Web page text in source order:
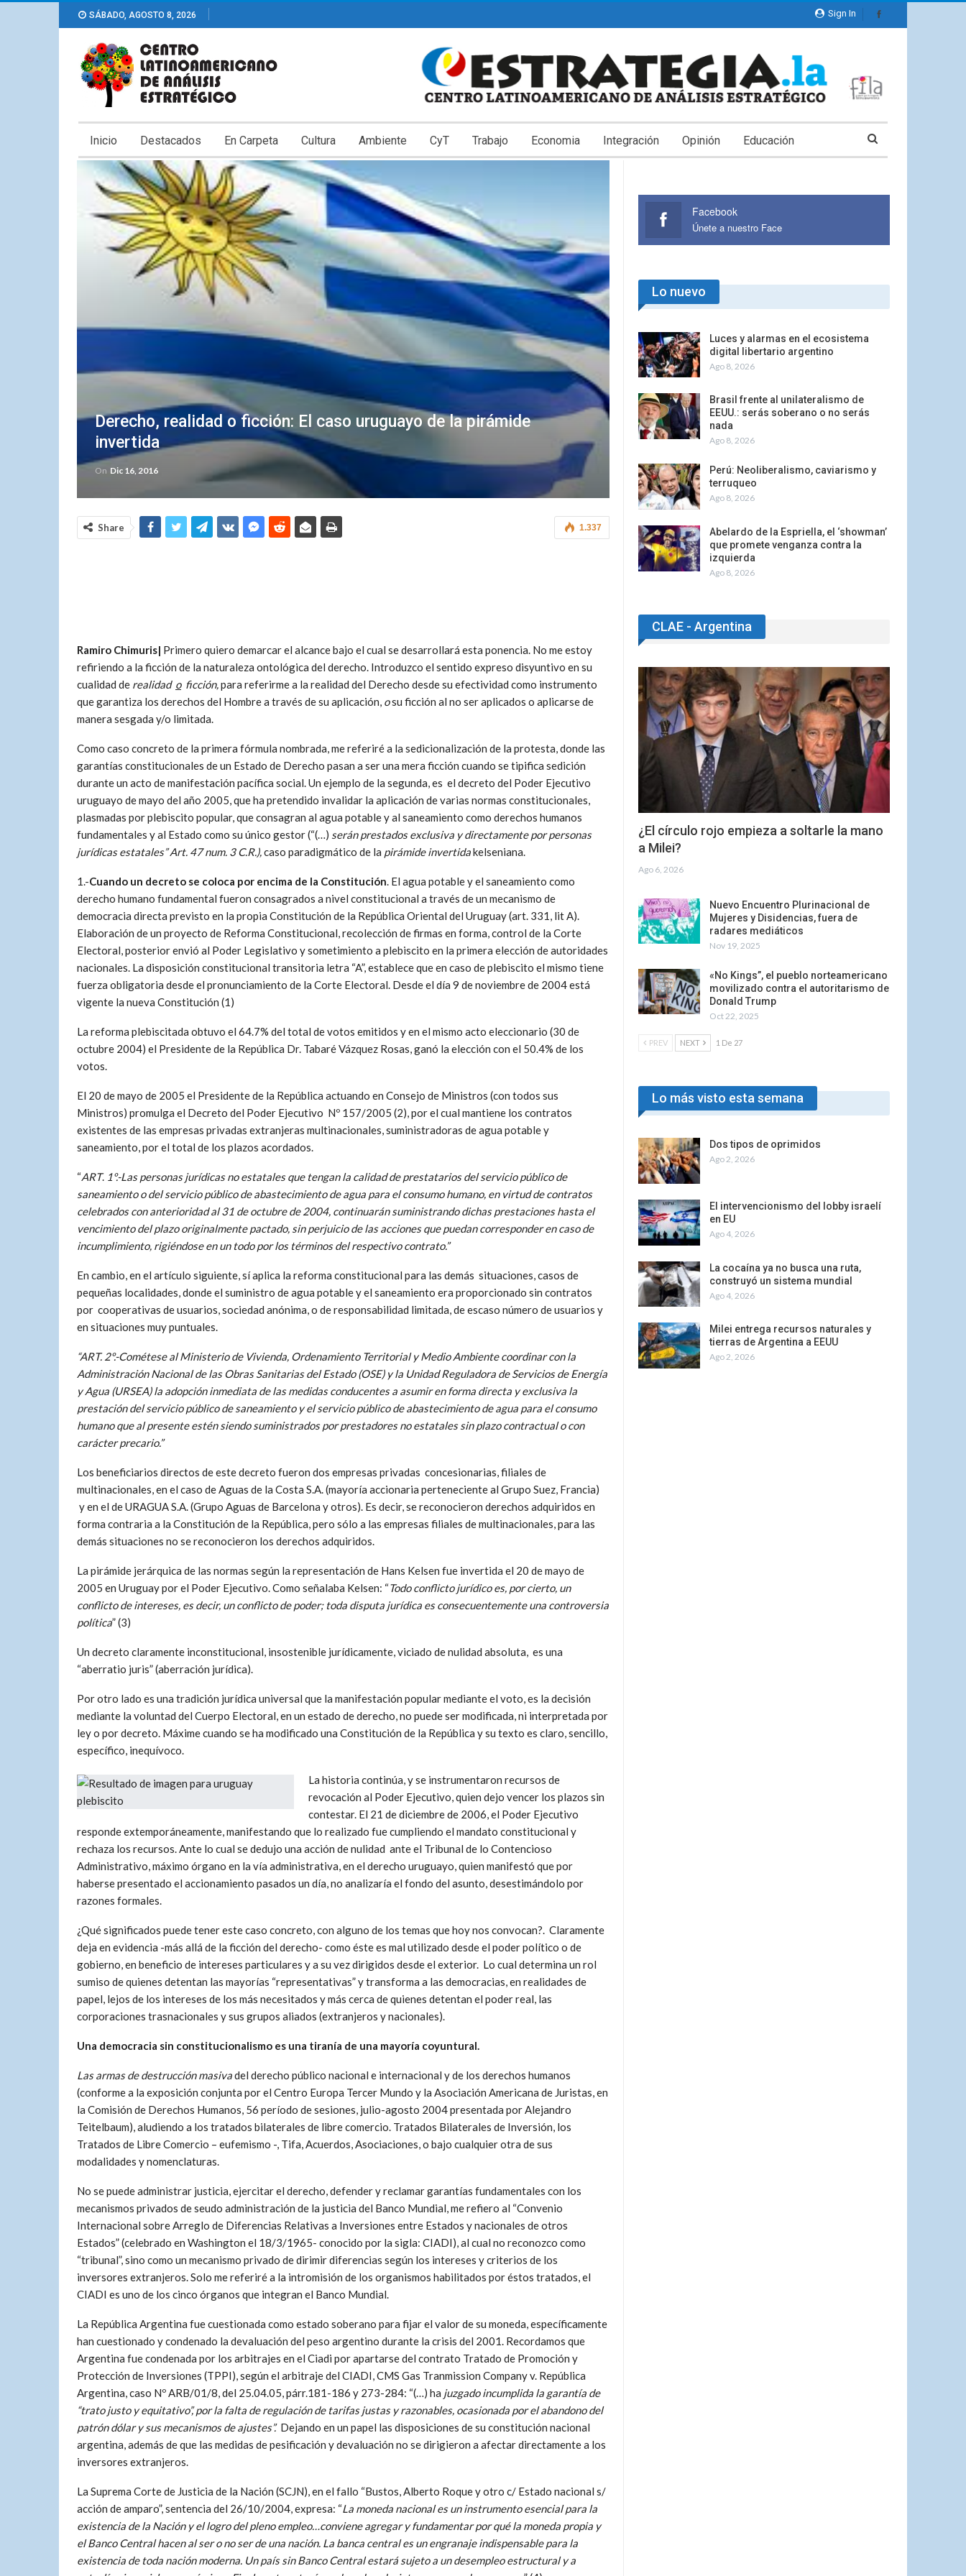
Sign In
SÁBADO, AGOSTO 8, 2026
Inicio Destacados En Carpeta Cultura Ambiente CyT Trabajo Economia Integración Opinión Educación
Derecho, realidad o ficción: El caso uruguayo de la pirámide
invertida
On Dic 16, 2016
1.337
Share
Ramiro Chimuris| Primero quiero demarcar el alcance bajo el cual se desarrollará esta ponencia. No me estoy
refiriendo a la ficción de la naturaleza ontológica del derecho. Introduzco el sentido expreso disyuntivo en su
cualidad de realidad oficción,para referirme a la realidad del Derecho desde su efectividad como instrumento
que garantiza los derechos del Hombre a través de su aplicación, osu ficción al no ser aplicados o aplicarse de
manera sesgada y/o limitada.
Como caso concreto de la primera fórmula nombrada, me referiré a la sedicionalización de la protesta, donde las
garantías constitucionales de un Estado de Derecho pasan a ser una mera ficción cuando se tipifica sedición
durante un acto de manifestación pacífica social. Un ejemplo de la segunda, es el decreto del Poder Ejecutivo
uruguayo de mayo del año 2005, que ha pretendido invalidar la aplicación de varias normas constitucionales,
plasmadas por plebiscito popular, que consagran al agua potable y al saneamiento como derechos humanos
fundamentales y al Estado como su único gestor (“(…) serán prestados exclusiva y directamente por personas
jurídicas estatales” Art. 47 num. 3 C.R.),caso paradigmático de la pirámide invertidakelseniana.
1.-Cuando un decreto se coloca por encima de la Constitución. El agua potable y el saneamiento como
derecho humano fundamental fueron consagrados a nivel constitucional a través de un mecanismo de
democracia directa previsto en la propia Constitución de la República Oriental del Uruguay (art. 331, lit A).
Elaboración de un proyecto de Reforma Constitucional, recolección de firmas en forma, control de la Corte
Electoral, posterior envió al Poder Legislativo y sometimiento a plebiscito en la primera elección de autoridades
nacionales. La disposición constitucional transitoria letra “A”, establece que en caso de plebiscito el mismo tiene
fuerza obligatoria desde el pronunciamiento de la Corte Electoral. Desde el día 9 de noviembre de 2004 está
vigente la nueva Constitución (1)
La reforma plebiscitada obtuvo el 64.7% del total de votos emitidos y en el mismo acto eleccionario (30 de
octubre 2004) el Presidente de la República Dr. Tabaré Vázquez Rosas, ganó la elección con el 50.4% de los
votos.
El 20 de mayo de 2005 el Presidente de la República actuando en Consejo de Ministros (con todos sus
Ministros) promulga el Decreto del Poder Ejecutivo Nº 157/2005 (2), por el cual mantiene los contratos
existentes de las empresas privadas extranjeras multinacionales, suministradoras de agua potable y
saneamiento, por el total de los plazos acordados.
“ART. 1º.-Las personas jurídicas no estatales que tengan la calidad de prestatarios del servicio público de
saneamiento o del servicio público de abastecimiento de agua para el consumo humano, en virtud de contratos
celebrados con anterioridad al 31 de octubre de 2004, continuarán suministrando dichas prestaciones hasta el
vencimiento del plazo originalmente pactado, sin perjuicio de las acciones que puedan corresponder en caso de
incumplimiento, rigiéndose en un todo por los términos del respectivo contrato.”
En cambio, en el artículo siguiente, sí aplica la reforma constitucional para las demás situaciones, casos de
pequeñas localidades, donde el suministro de agua potable y el saneamiento era proporcionado sin contratos
por cooperativas de usuarios, sociedad anónima, o de responsabilidad limitada, de escaso número de usuarios y
en situaciones muy puntuales.
“ART. 2º.-Cométese al Ministerio de Vivienda, Ordenamiento Territorial y Medio Ambiente coordinar con la
Administración Nacional de las Obras Sanitarias del Estado (OSE) y la Unidad Reguladora de Servicios de Energía
y Agua (URSEA) la adopción inmediata de las medidas conducentes a asumir en forma directa y exclusiva la
prestación del servicio público de saneamiento y el servicio público de abastecimiento de agua para el consumo
humano que al presente estén siendo suministrados por prestadores no estatales sin plazo contractual o con
carácter precario.”
Los beneficiarios directos de este decreto fueron dos empresas privadas concesionarias, filiales de
multinacionales, en el caso de Aguas de la Costa S.A. (mayoría accionaria perteneciente al Grupo Suez, Francia)
y en el de URAGUA S.A. (Grupo Aguas de Barcelona y otros). Es decir, se reconocieron derechos adquiridos en
forma contraria a la Constitución de la República, pero sólo a las empresas filiales de multinacionales, para las
demás situaciones no se reconocieron los derechos adquiridos.
La pirámide jerárquica de las normas según la representación de Hans Kelsen fue invertida el 20 de mayo de
2005 en Uruguay por el Poder Ejecutivo. Como señalaba Kelsen: “Todo conflicto jurídico es, por cierto, un
conflicto de intereses, es decir, un conflicto de poder; toda disputa jurídica es consecuentemente una controversia
política” (3)
Un decreto claramente inconstitucional, insostenible jurídicamente, viciado de nulidad absoluta, es una
“aberratio juris” (aberración jurídica).
Por otro lado es una tradición jurídica universal que la manifestación popular mediante el voto, es la decisión
mediante la voluntad del Cuerpo Electoral, en un estado de derecho, no puede ser modificada, ni interpretada por
ley o por decreto. Máxime cuando se ha modificado una Constitución de la República y su texto es claro, sencillo,
específico, inequívoco.
La historia continúa, y se instrumentaron recursos de
revocación al Poder Ejecutivo, quien dejo vencer los plazos sin
contestar. El 21 de diciembre de 2006, el Poder Ejecutivo
responde extemporáneamente, manifestando que lo realizado fue cumpliendo el mandato constitucional y
rechaza los recursos. Ante lo cual se dedujo una acción de nulidad ante el Tribunal de lo Contencioso
Administrativo, máximo órgano en la vía administrativa, en el derecho uruguayo, quien manifestó que por
haberse presentado el accionamiento pasados un día, no analizaría el fondo del asunto, desestimándolo por
razones formales.
¿Qué significados puede tener este caso concreto, con alguno de los temas que hoy nos convocan?. Claramente
deja en evidencia -más allá de la ficción del derecho- como éste es mal utilizado desde el poder político o de
gobierno, en beneficio de intereses particulares y a su vez dirigidos desde el exterior. Lo cual determina un rol
sumiso de quienes detentan las mayorías “representativas” y transforma a las democracias, en realidades de
papel, lejos de los intereses de los más necesitados y más cerca de quienes detentan el poder real, las
corporaciones trasnacionales y sus grupos aliados (extranjeros y nacionales).
Una democracia sin constitucionalismo es una tiranía de una mayoría coyuntural.
Las armas de destrucción masivadel derecho público nacional e internacional y de los derechos humanos
(conforme a la exposición conjunta por el Centro Europa Tercer Mundo y la Asociación Americana de Juristas, en
la Comisión de Derechos Humanos, 56 período de sesiones, julio-agosto 2004 presentada por Alejandro
Teitelbaum), aludiendo a los tratados bilaterales de libre comercio. Tratados Bilaterales de Inversión, los
Tratados de Libre Comercio – eufemismo -, Tifa, Acuerdos, Asociaciones, o bajo cualquier otra de sus
modalidades y nomenclaturas.
No se puede administrar justicia, ejercitar el derecho, defender y reclamar garantías fundamentales con los
mecanismos privados de seudo administración de la justicia del Banco Mundial, me refiero al “Convenio
Internacional sobre Arreglo de Diferencias Relativas a Inversiones entre Estados y nacionales de otros
Estados” (celebrado en Washington el 18/3/1965- conocido por la sigla: CIADI), al cual no reconozco como
“tribunal”, sino como un mecanismo privado de dirimir diferencias según los intereses y criterios de los
inversores extranjeros. Solo me referiré a la intromisión de los organismos habilitados por éstos tratados, el
CIADI es uno de los cinco órganos que integran el Banco Mundial.
La República Argentina fue cuestionada como estado soberano para fijar el valor de su moneda, específicamente
han cuestionado y condenado la devaluación del peso argentino durante la crisis del 2001. Recordamos que
Argentina fue condenada por los arbitrajes en el Ciadi por apartarse del contrato Tratado de Promoción y
Protección de Inversiones (TPPI), según el arbitraje del CIADI, CMS Gas Tranmission Company v. República
Argentina, caso Nº ARB/01/8, del 25.04.05, párr.181-186 y 273-284: “(…) ha juzgado incumplida la garantía de
“trato justo y equitativo”, por la falta de regulación de tarifas justas y razonables, ocasionada por el abandono del
patrón dólar y sus mecanismos de ajustes”. Dejando en un papel las disposiciones de su constitución nacional
argentina, además de que las medidas de pesificación y devaluación no se dirigieron a afectar directamente a los
inversores extranjeros.
La Suprema Corte de Justicia de la Nación (SCJN), en el fallo “Bustos, Alberto Roque y otro c/ Estado nacional s/
acción de amparo”, sentencia del 26/10/2004, expresa: “La moneda nacional es un instrumento esencial para la
existencia de la Nación y el logro del pleno empleo…conviene agregar y fundamentar por qué la moneda propia y
el Banco Central hacen al ser o no ser de una nación. La banca central es un engranaje indispensable para la
existencia de toda nación moderna. Un país sin Banco Central estará sujeto a un desempleo estructural y a
Facebook
Únete a nuestro Face
Lo nuevo
Luces y alarmas en el ecosistema
digital libertario argentino
Ago 8, 2026
Brasil frente al unilateralismo de
EEUU.: serás soberano o no serás
nada
Ago 8, 2026
Perú: Neoliberalismo, caviarismo y
terruqueo
Ago 8, 2026
Abelardo de la Espriella, el ‘showman’
que promete venganza contra la
izquierda
Ago 8, 2026
CLAE - Argentina
¿El círculo rojo empieza a soltarle la mano
a Milei?
Ago 6, 2026
Nuevo Encuentro Plurinacional de
Mujeres y Disidencias, fuera de
radares mediáticos
Nov 19, 2025
«No Kings”, el pueblo norteamericano
movilizado contra el autoritarismo de
Donald Trump
Oct 22, 2025
PREV NEXT 1 De 27
Lo más visto esta semana
Dos tipos de oprimidos
Ago 2, 2026
El intervencionismo del lobby israelí
en EU
Ago 4, 2026
La cocaína ya no busca una ruta,
construyó un sistema mundial
Ago 4, 2026
Milei entrega recursos naturales y
tierras de Argentina a EEUU
Ago 2, 2026